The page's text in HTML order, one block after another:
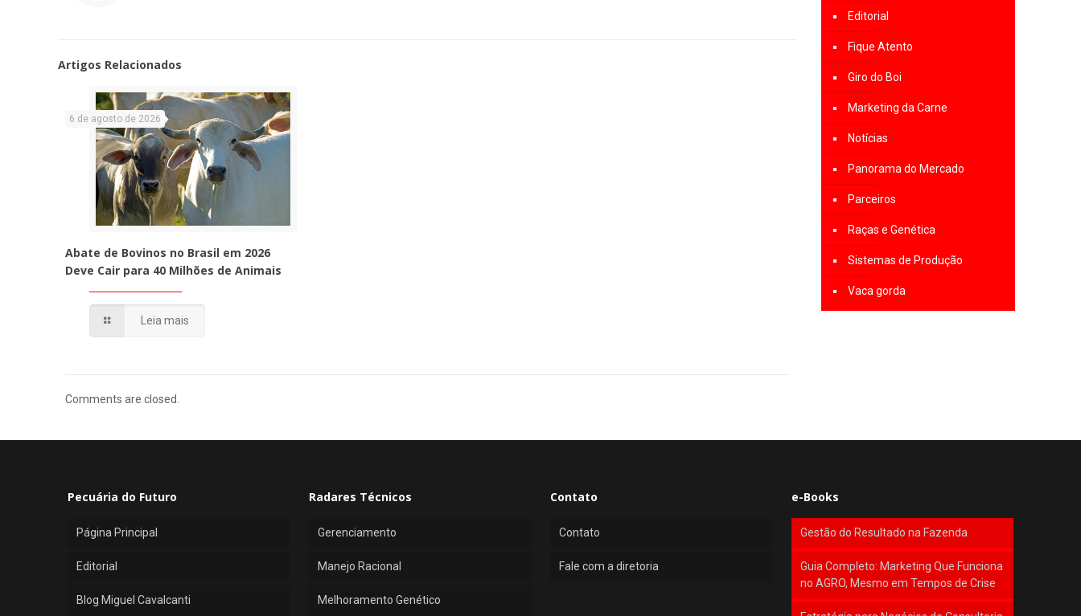
Artigos Relacionados
6 de agosto de 2026
Abate de Bovinos no Brasil em 2026
Deve Cair para 40 Milhões de Animais
Leia mais
Comments are closed.
Editorial
Fique Atento
Giro do Boi
Marketing da Carne
Notícias
Panorama do Mercado
Parceiros
Raças e Genética
Sistemas de Produção
Vaca gorda
Pecuária do Futuro
Página Principal
Editorial
Blog Miguel Cavalcanti
Radares Técnicos
Gerenciamento
Manejo Racional
Melhoramento Genético
Contato
Contato
Fale com a diretoria
e-Books
Gestão do Resultado na Fazenda
Guia Completo: Marketing Que Funciona
no AGRO, Mesmo em Tempos de Crise